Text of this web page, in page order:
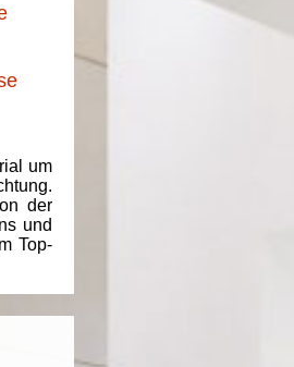
um
der
und
Top-